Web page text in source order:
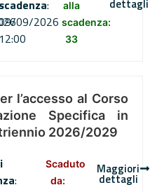
scadenza:
09/2026
12:00
alla
scadenza:
33
dettagli
l’accesso al Corso
Specifica in
2026/2029
:
Scaduto
da:
Maggiori
dettagli